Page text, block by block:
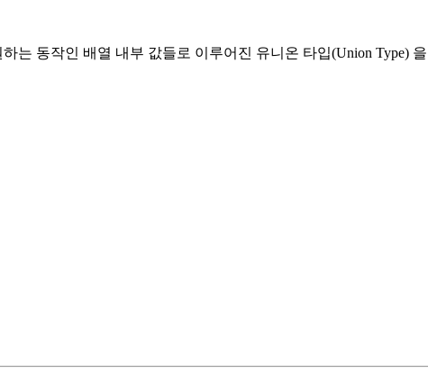
는 동작인 배열 내부 값들로 이루어진 유니온 타입(Union Type)